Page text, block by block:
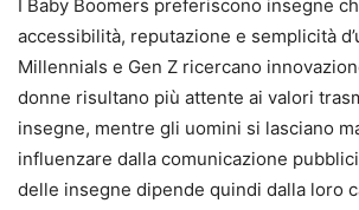
I Baby Boomers preferiscono insegne
accessibilità, reputazione e semplicità
Millennials e Gen Z ricercano
donne risultano più attente ai valori
insegne, mentre gli uomini si lasciano
influenzare dalla comunicazione
delle insegne dipende quindi dalla loro